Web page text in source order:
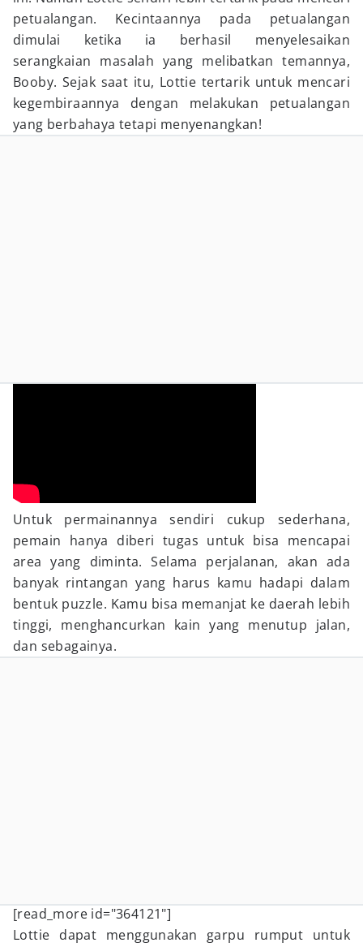
petualangan. Kecintaannya pada petualangan
dimulai ketika ia berhasil menyelesaikan
serangkaian masalah yang melibatkan temannya,
Booby. Sejak saat itu, Lottie tertarik untuk mencari
kegembiraannya dengan melakukan petualangan
yang berbahaya tetapi menyenangkan!
Untuk permainannya sendiri cukup sederhana,
pemain hanya diberi tugas untuk bisa mencapai
area yang diminta. Selama perjalanan, akan ada
banyak rintangan yang harus kamu hadapi dalam
bentuk puzzle. Kamu bisa memanjat ke daerah lebih
tinggi, menghancurkan kain yang menutup jalan,
dan sebagainya.
[read_more id="364121"]
Lottie dapat menggunakan garpu rumput untuk